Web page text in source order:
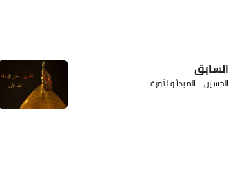
السابق
الحسين .. المبدأ والثورة